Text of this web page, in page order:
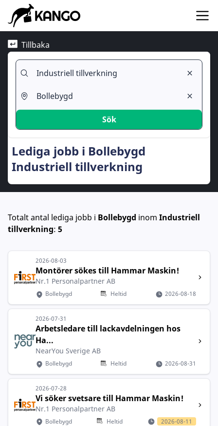
Tillbaka
Sök
Lediga jobb i Bollebygd
Industriell tillverkning
Totalt antal lediga jobb i Bollebygd inom Industriell
tillverkning: 5
2026-08-03
Montörer sökes till Hammar Maskin!
Nr.1 Personalpartner AB
Bollebygd Heltid 2026-08-18
2026-07-31
Arbetsledare till lackavdelningen hos
Ha...
NearYou Sverige AB
Bollebygd Heltid 2026-08-31
2026-07-28
Vi söker svetsare till Hammar Maskin!
Nr.1 Personalpartner AB
Bollebygd Heltid 2026-08-11